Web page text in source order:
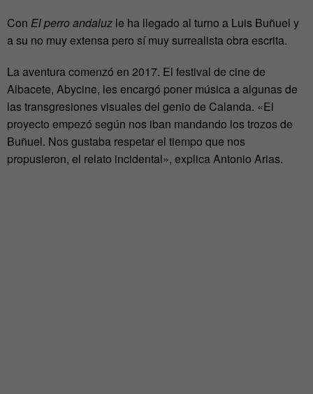
Con El perro andaluz le ha llegado al turno a Luis Buñuel y
a su no muy extensa pero sí muy surrealista obra escrita.
La aventura comenzó en 2017. El festival de cine de
Albacete, Abycine, les encargó poner música a algunas de
las transgresiones visuales del genio de Calanda. «El
proyecto empezó según nos iban mandando los trozos de
Buñuel. Nos gustaba respetar el tiempo que nos
propusieron, el relato incidental», explica Antonio Arias.